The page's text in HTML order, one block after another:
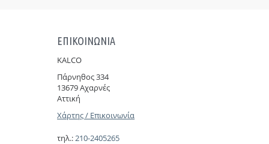
ΕΠΙΚΟΙΝΩΝΙΑ
KALCO
Πάρνηθoς 334
13679 Αχαρνές
Αττική
Χάρτης / Επικοινωνία
τηλ.:210-2405265